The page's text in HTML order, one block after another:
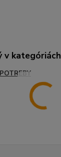
v kategóriách